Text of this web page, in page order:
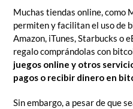
Muchas tiendas online, como
permiten y facilitan el uso de
Amazon, iTunes, Starbucks o
regalo comprándolas con
juegos online y otros
pagos o recibir dinero en
Sin embargo, a pesar de que